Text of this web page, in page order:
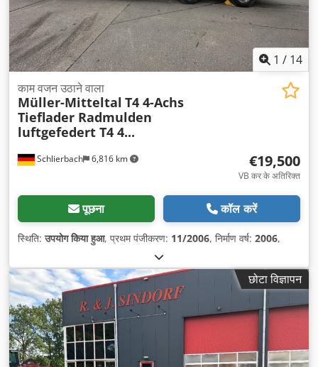
1 / 14
Schlierbach 6,816 km
काम वजन उठाने वाला
Müller-Mitteltal T4 4-Achs
Tieflader Radmulden
luftgefedert T4 4...
€19,500
VB कर के अतिरिक्त
पूछना कॉल करें
स्थिति:उपयोग किया हुआ, प्रथम पंजीकरण: 11/2006, निर्माण वर्ष: 2006,
छोटा विज्ञापन